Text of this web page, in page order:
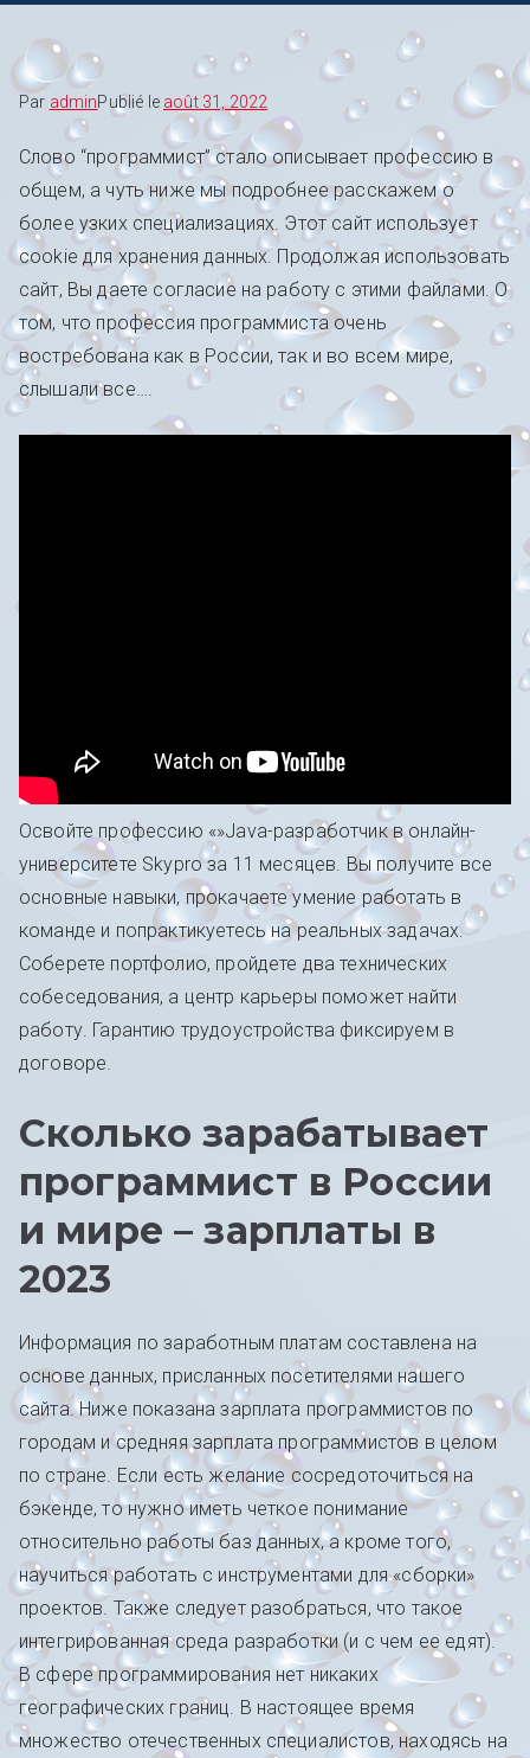
Par adminPublié le août 31, 2022
Слово “программист” стало описывает профессию в
общем, а чуть ниже мы подробнее расскажем о
более узких специализациях. Этот сайт использует
cookie для хранения данных. Продолжая использовать
сайт, Вы даете согласие на работу с этими файлами. О
том, что профессия программиста очень
востребована как в России, так и во всем мире,
слышали все….
Освойте профессию «»Java-разработчик в онлайн-
университете Skypro за 11 месяцев. Вы получите все
основные навыки, прокачаете умение работать в
команде и попрактикуетесь на реальных задачах.
Соберете портфолио, пройдете два технических
собеседования, а центр карьеры поможет найти
работу. Гарантию трудоустройства фиксируем в
договоре.
Сколько зарабатывает
программист в России
и мире – зарплаты в
2023
Информация по заработным платам составлена на
основе данных, присланных посетителями нашего
сайта. Ниже показана зарплата программистов по
городам и средняя зарплата программистов в целом
по стране. Если есть желание сосредоточиться на
бэкенде, то нужно иметь четкое понимание
относительно работы баз данных, а кроме того,
научиться работать с инструментами для «сборки»
проектов. Также следует разобраться, что такое
интегрированная среда разработки (и с чем ее едят).
В сфере программирования нет никаких
географических границ. В настоящее время
множество отечественных специалистов, находясь на